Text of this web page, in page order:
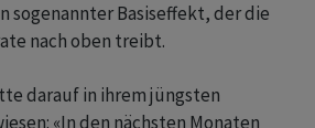
sogenannter Basiseffekt, der die
nach oben treibt.
darauf in ihrem jüngsten
«In den nächsten Monaten